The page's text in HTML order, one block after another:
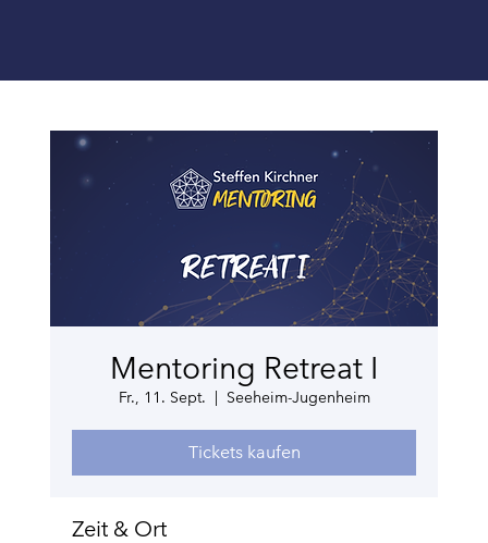
Mentoring Retreat I
Fr., 11. Sept.
  |
Seeheim-Jugenheim
Tickets kaufen
Zeit & Ort